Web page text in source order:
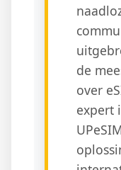
de
over
expert